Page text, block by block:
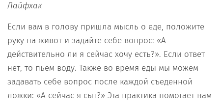
Лайфхак
Если вам в голову пришла мысль о еде, положите
руку на живот и задайте себе вопрос: «А
действительно ли я сейчас хочу есть?». Если ответ
нет, то пьем воду. Также во время еды мы можем
задавать себе вопрос после каждой съеденной
ложки: «А сейчас я сыт?» Эта практика помогает нам